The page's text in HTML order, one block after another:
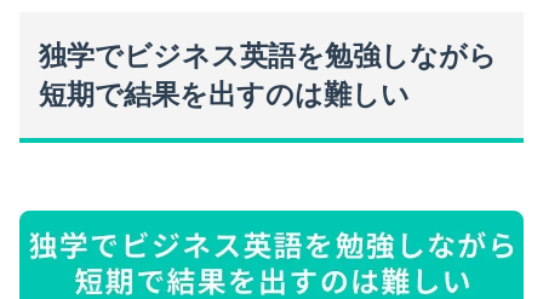
独学でビジネス英語を勉強しながら
短期で結果を出すのは難しい